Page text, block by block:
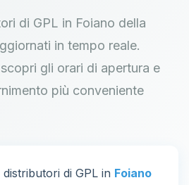
di GPL in Foiano della
in tempo reale.
gli orari di apertura e
più conveniente
di GPL in Foiano